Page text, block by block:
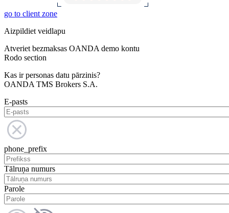
go to client zone
Aizpildiet veidlapu
Atveriet bezmaksas OANDA demo kontu
Rodo section
Kas ir personas datu pārzinis?
OANDA TMS Brokers S.A.
E-pasts
phone_prefix
Tālruņa numurs
Parole